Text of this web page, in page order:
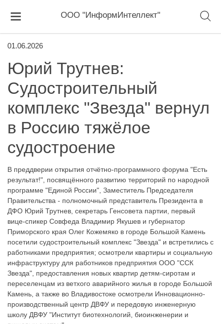
ООО "ИнформИнтеллект"
01.06.2026
Юрий Трутнев:
Судостроительный
комплекс "Звезда" вернул
в Россию тяжёлое
судостроение
В преддверии открытия отчётно-программного форума "Есть
результат!", посвящённого развитию территорий по народной
программе "Единой России", Заместитель Председателя
Правительства - полномочный представитель Президента в
ДФО Юрий Трутнев, секретарь Генсовета партии, первый
вице-спикер Совфеда Владимир Якушев и губернатор
Приморского края Олег Кожемяко в городе Большой Камень
посетили судостроительный комплекс "Звезда" и встретились с
работниками предприятия; осмотрели квартиры и социальную
инфраструктуру для работников предприятия ООО "ССК
Звезда", предоставления новых квартир детям-сиротам и
переселенцам из ветхого аварийного жилья в городе Большой
Камень, а также во Владивостоке осмотрели Инновационно-
производственный центр ДВФУ и передовую инженерную
школу ДВФУ "Институт биотехнологий, биоинженерии и